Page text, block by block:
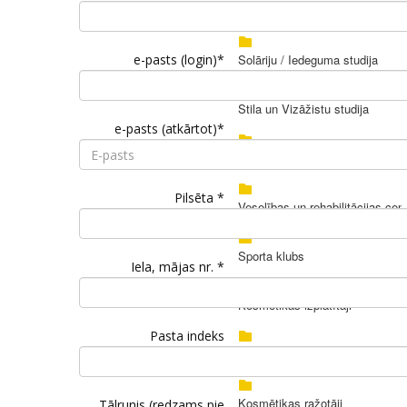
Solāriju / Iedeguma studija
Stila un Vizāžistu studija
Veselības un rehabilitācijas
Sporta klubs
Kosmētikas izplatītāji
Kosmētikas ražotāji
e-pasts (login)*
e-pasts (atkārtot)*
Pilsēta *
Iela, mājas nr. *
Pasta indeks